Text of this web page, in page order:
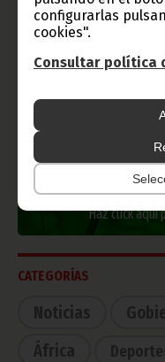
configurarlas
cookies".
Consultar política
Radio
Haz click aquí
CATEGORÍAS
Noticias
África